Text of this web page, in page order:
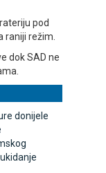
pod
raniji režim.
dok SAD ne
donijele